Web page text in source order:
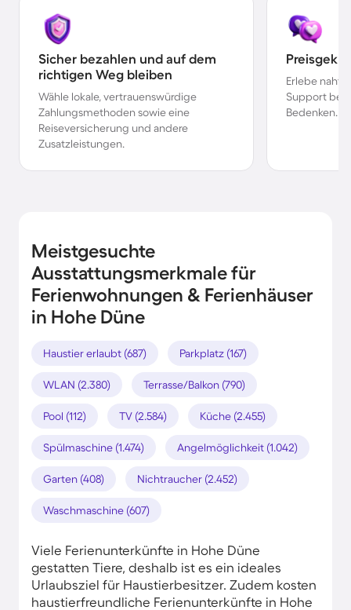
Sicher bezahlen und auf dem
richtigen Weg bleiben
Wähle lokale, vertrauenswürdige
Zahlungsmethoden sowie eine
Reiseversicherung und andere
Zusatzleistungen.
Erlebe
Support bei
Bedenken.
Meistgesuchte
Ausstattungsmerkmale für
Ferienwohnungen & Ferienhäuser
in Hohe Düne
Haustier erlaubt (687) Parkplatz (167)
WLAN (2.380) Terrasse/Balkon (790)
Pool (112) TV (2.584) Küche (2.455)
Spülmaschine (1.474) Angelmöglichkeit (1.042)
Garten (408) Nichtraucher (2.452)
Waschmaschine (607)
Viele Ferienunterkünfte in Hohe Düne
gestatten Tiere, deshalb ist es ein ideales
Urlaubsziel für Haustierbesitzer. Zudem kosten
haustierfreundliche Ferienunterkünfte in Hohe